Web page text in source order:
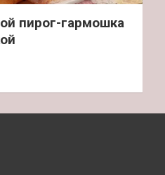
пирог-гармошка